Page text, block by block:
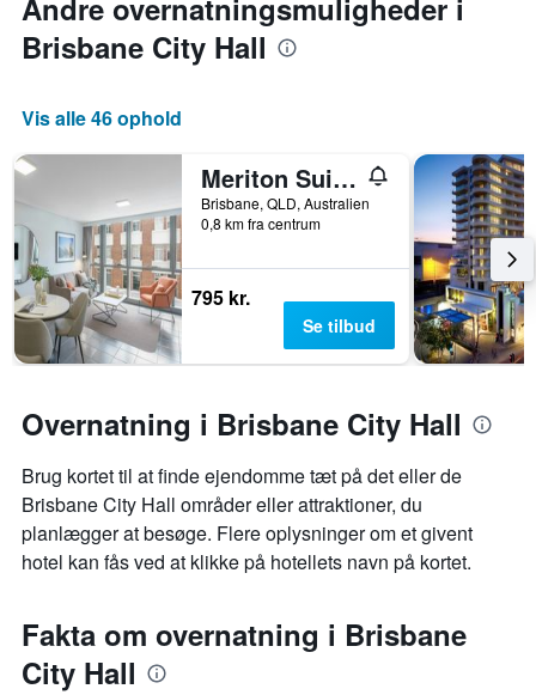
Andre overnatningsmuligheder i
Brisbane City Hall
Vis alle 46 ophold
Meriton Suites Adelaide Street, Brisbane
Brisbane, QLD, Australien
0,8 km fra centrum
795 kr.
Se tilbud
Overnatning i Brisbane City Hall
Brug kortet til at finde ejendomme tæt på det eller de
Brisbane City Hall områder eller attraktioner, du
planlægger at besøge. Flere oplysninger om et givent
hotel kan fås ved at klikke på hotellets navn på kortet.
Fakta om overnatning i Brisbane
City Hall